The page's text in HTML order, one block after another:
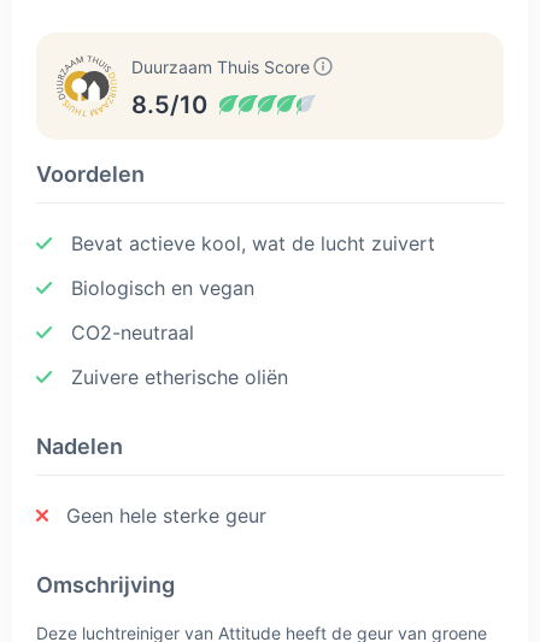
Duurzaam Thuis Score
8.5/10
Voordelen
Bevat actieve kool, wat de lucht zuivert
Biologisch en vegan
CO2-neutraal
Zuivere etherische oliën
Nadelen
Geen hele sterke geur
Omschrijving
Deze luchtreiniger van Attitude heeft de geur van groene